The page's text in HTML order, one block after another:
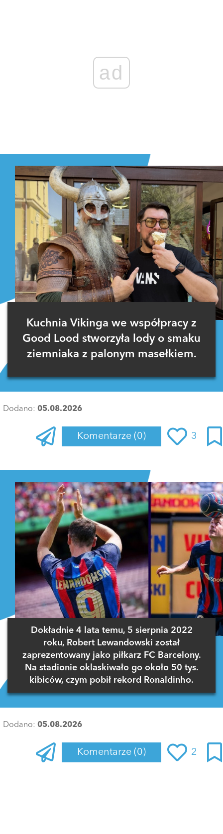
ad
Kuchnia Vikinga we współpracy z
Good Lood stworzyła lody o smaku
ziemniaka z palonym masełkiem.
Dodano: 05.08.2026
Komentarze (0) 3
Dokładnie 4 lata temu, 5 sierpnia 2022
roku, Robert Lewandowski został
zaprezentowany jako piłkarz FC Barcelony.
Na stadionie oklaskiwało go około 50 tys.
kibiców, czym pobił rekord Ronaldinho.
Dodano: 05.08.2026
Komentarze (0) 2